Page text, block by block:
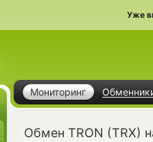
Уже
Мониторинг
Обмен TRON (TRX)